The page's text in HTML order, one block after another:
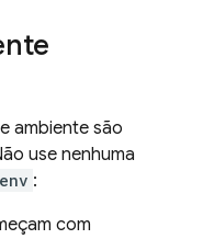
ambiente são
use nenhuma
:
com